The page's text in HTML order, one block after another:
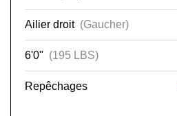
Ailier droit (Gaucher)
6'0" (195 LBS)
Repêchages